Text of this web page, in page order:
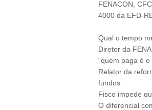
FENACON,
4000 da EFD-
Qual o tempo
Diretor da
“quem paga é o
Relator da
fundos
Fisco impede
O diferencial